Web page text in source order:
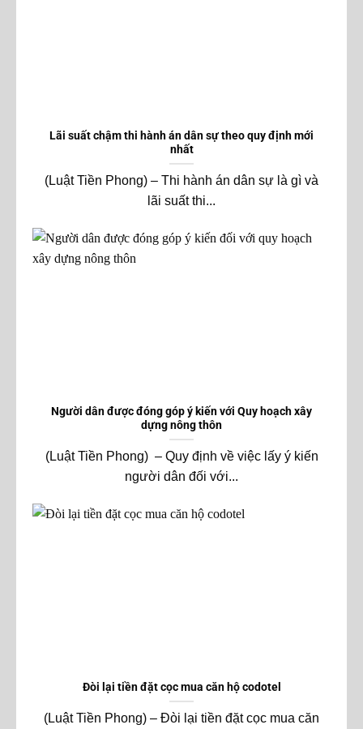
Lãi suất chậm thi hành án dân sự theo quy định mới
nhất
(Luật Tiền Phong) – Thi hành án dân sự là gì và
lãi suất thi...
Người dân được đóng góp ý kiến với Quy hoạch xây
dựng nông thôn
(Luật Tiền Phong) – Quy định về việc lấy ý kiến
người dân đối với...
Đòi lại tiền đặt cọc mua căn hộ codotel
(Luật Tiền Phong) – Đòi lại tiền đặt cọc mua căn